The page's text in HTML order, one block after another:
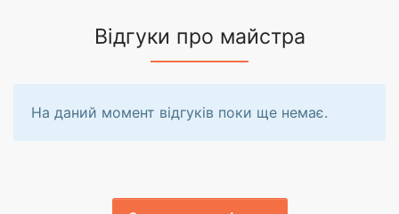
Відгуки про майстра
На даний момент відгуків поки ще немає.